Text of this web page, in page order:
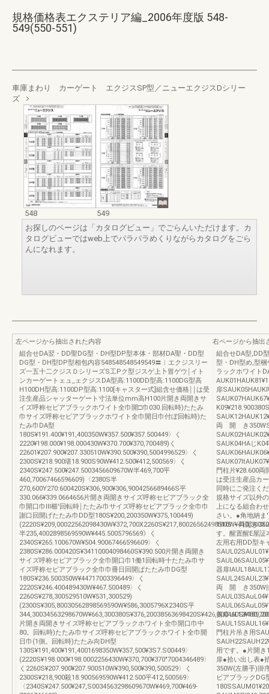
規格価格表エクステリア編_2006年度版 548-
549(550-551)
車庫まわり カーゲート エクジスSP型／ニューエクジスDシリー
ズ
548
549
お探しのページは「カタログビュー」でごらんいただけます。カ
タログビューではweb上でパラパラめくりながらカタログをごら
んになれます。
左ページから抽出された内容
組合せDA翌・DD聖DG型・DH型DP型本体・部材DA聖・DD型
DG型・DH型DP型相包内容548548548549549〓︱エクジスリー
ズ一五十二クジスＤシリーズS工Pク型ジスゲ上卜冒ゲウ￨イト
ンカーゲートェュ_ェクジスDA型高:1100DD型高:1100DG型高
H100DH型高:1100DP型高:1100[キャスター式]組含せ価格￨￨は受
注生産品シャッターゲート寸法単位mm高H100片開き両開きサ
イズ呼称セビアブラックホワイト全巾開□巾030.回転時)たたみ
巾サイズ呼称セビアブラックホワイト全巾開日巾付ぼ回転時)た
たみ巾DA型
180S¥191.400¥191,400350W¥357.500¥357.500449〉く
2220¥198.000¥198.000430W¥370.700¥370,700489)く
22601¥207.900¥207.330510W¥390.500¥390,5004996529〉く
2300S¥218.900堪18.900S90W¥412.500¥412,500569〉く
2340S¥247.500¥247.5003456609670W半469,700平
460,70067466596609)〈2380S半
270,600Y270:600420S¥306,900¥306,9004256689466S平
330.066¥339.0664656片開き両開きサイズ呼称セビアブラック全
巾開口巾Ⅲ櫛'回転時￨たたみ巾サイズ呼称セビアブラック全巾巾
謝口回開げたたみ巾DD型180S¥200,200350W¥375,100449)
半235,4002898569590W¥445.5005796569》く
2340S¥265.100670W¥504.90067466596609〉く
2380S¥286.000420S¥34110004098460S¥390.500片開き両開き
サイズ呼称セビアブラック全巾開口巾1働1回転時十たたみ巾サ
イズ呼称セピアブラック全巾巾冊日回開ぱたたみ巾DG型
180S¥236.500350W¥44717003396449〉く
2220S¥246.400489430W¥467.500489〉く
2260S¥278,300529510W¥531,300529)
(2300S¥305,80030562898569590W¥586,3005796X2340S平
片開き両開きサイズ呼称セピアブラックホワイト全巾開口巾中
80。回転時)たたみ巾サイズ呼称セピアブラックホワイト全巾開
日巾(1側。回転時)たたみ向DH型
130S¥191,400¥191,4001698350W¥357,500¥3S7.S00449〉
(2220S¥198.000¥198.0002256430W¥370,700¥370"7004346489〉
く2260S¥207.900¥207.900510W¥390,500¥390,500529〉く
2300S¥218,900殺18.900569590W¥412.500平412,500569〉
〈2340S¥247.500¥247,S0034563298609670W¥469,700¥469‐
右ページから抽出
組合せDA型,DD
型・DH型め,型
ラックホワイト
扉
両 開 き
SAUK04HAじ
門柱片¥28.600両
は受注生産品カ
同時にご発注く
規格サイズ以外
上になる組合わ
さい。●角地納
180S・両開き
す。醒置醒E屋
左用右用DD型
器扉
両 開 き350W掛
善扉
門柱片吊き用
用です。●片開
扉●拾い出し表●
350W(左勝手)掛
ビアブラック